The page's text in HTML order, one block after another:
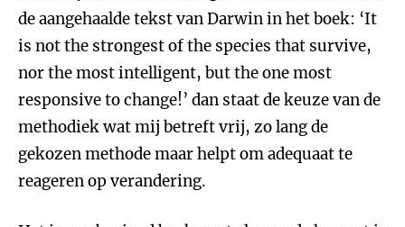
de aangehaalde tekst van Darwin in het boek: ‘It
is not the strongest of the species that survive,
nor the most intelligent, but the one most
responsive to change!’ dan staat de keuze van de
methodiek wat mij betreft vrij, zo lang de
gekozen methode maar helpt om adequaat te
reageren op verandering.